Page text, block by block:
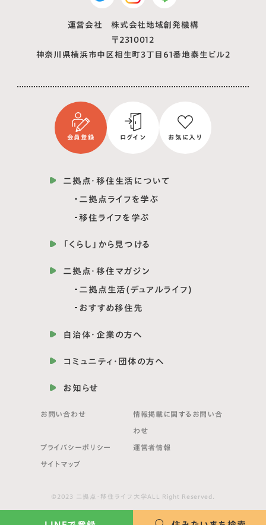
運営会社 株式会社地域創発機構
〒2310012
神奈川県横浜市中区相生町3丁目61番地泰生ビル2
会員登録 ログイン お気に入り
二拠点・移住生活について
二拠点ライフを学ぶ
移住ライフを学ぶ
「くらし」から見つける
二拠点・移住マガジン
二拠点生活(デュアルライフ)
おすすめ移住先
自治体・企業の方へ
コミュニティ・団体の方へ
お知らせ
お問い合わせ 情報掲載に関する お問い合
わせ
プライバシーポリシー 運営者情報
サイトマップ
©2023 二拠点・移住ライフ大学ALL Right Reserved.